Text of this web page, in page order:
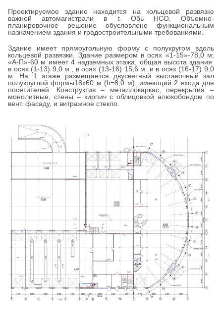
Проектируемое здание находится на кольцевой развязке
важной автомагистрали в г. Обь НСО. Объемно-
планировочное решение обусловлено функциональным
назначением здания и градостроительными требованиями.
Здание имеет прямоугольную форму с полукругом вдоль
кольцевой развязки. Здание размером в осях «1-15»-78,0 м;
«А-П»-60 м имеет 4 надземных этажа, общая высота здания
в осях (1-13) 9,0 м., в осях (13-16) 15,6 м. и в осях (16-17) 9,0
м. На 1 этаже размещается двусветный выставочный зал
полукруглой формы18х60 м (h=8,0 м), имеющий 2 входа для
посетителей. Конструктив – металлокаркас, перекрытия –
монолитные, стены – кирпич с облицовкой алюкобондом по
вент. фасаду, и витражное стекло.